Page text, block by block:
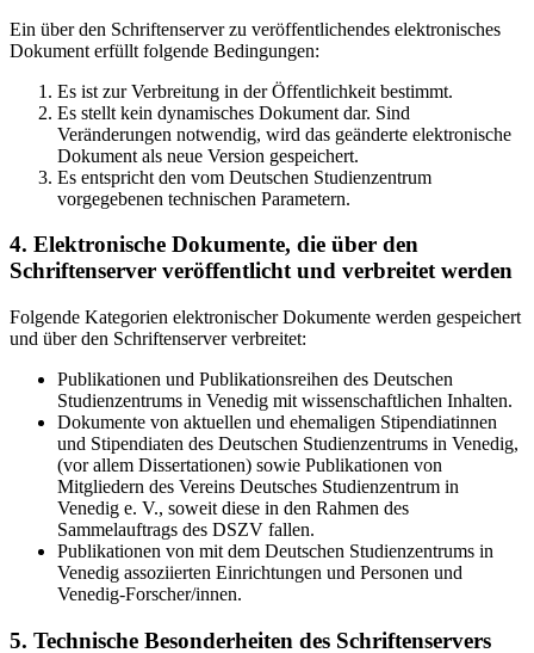
Ein über den Schriftenserver zu veröffentlichendes elektronisches
Dokument erfüllt folgende Bedingungen:
Es ist zur Verbreitung in der Öffentlichkeit bestimmt.
Es stellt kein dynamisches Dokument dar. Sind
Veränderungen notwendig, wird das geänderte elektronische
Dokument als neue Version gespeichert.
Es entspricht den vom Deutschen Studienzentrum
vorgegebenen technischen Parametern.
4. Elektronische Dokumente, die über den
Schriftenserver veröffentlicht und verbreitet werden
Folgende Kategorien elektronischer Dokumente werden gespeichert
und über den Schriftenserver verbreitet:
Publikationen und Publikationsreihen des Deutschen
Studienzentrums in Venedig mit wissenschaftlichen Inhalten.
Dokumente von aktuellen und ehemaligen Stipendiatinnen
und Stipendiaten des Deutschen Studienzentrums in Venedig,
(vor allem Dissertationen) sowie Publikationen von
Mitgliedern des Vereins Deutsches Studienzentrum in
Venedig e. V., soweit diese in den Rahmen des
Sammelauftrags des DSZV fallen.
Publikationen von mit dem Deutschen Studienzentrums in
Venedig assoziierten Einrichtungen und Personen und
Venedig-Forscher/innen.
5. Technische Besonderheiten des Schriftenservers